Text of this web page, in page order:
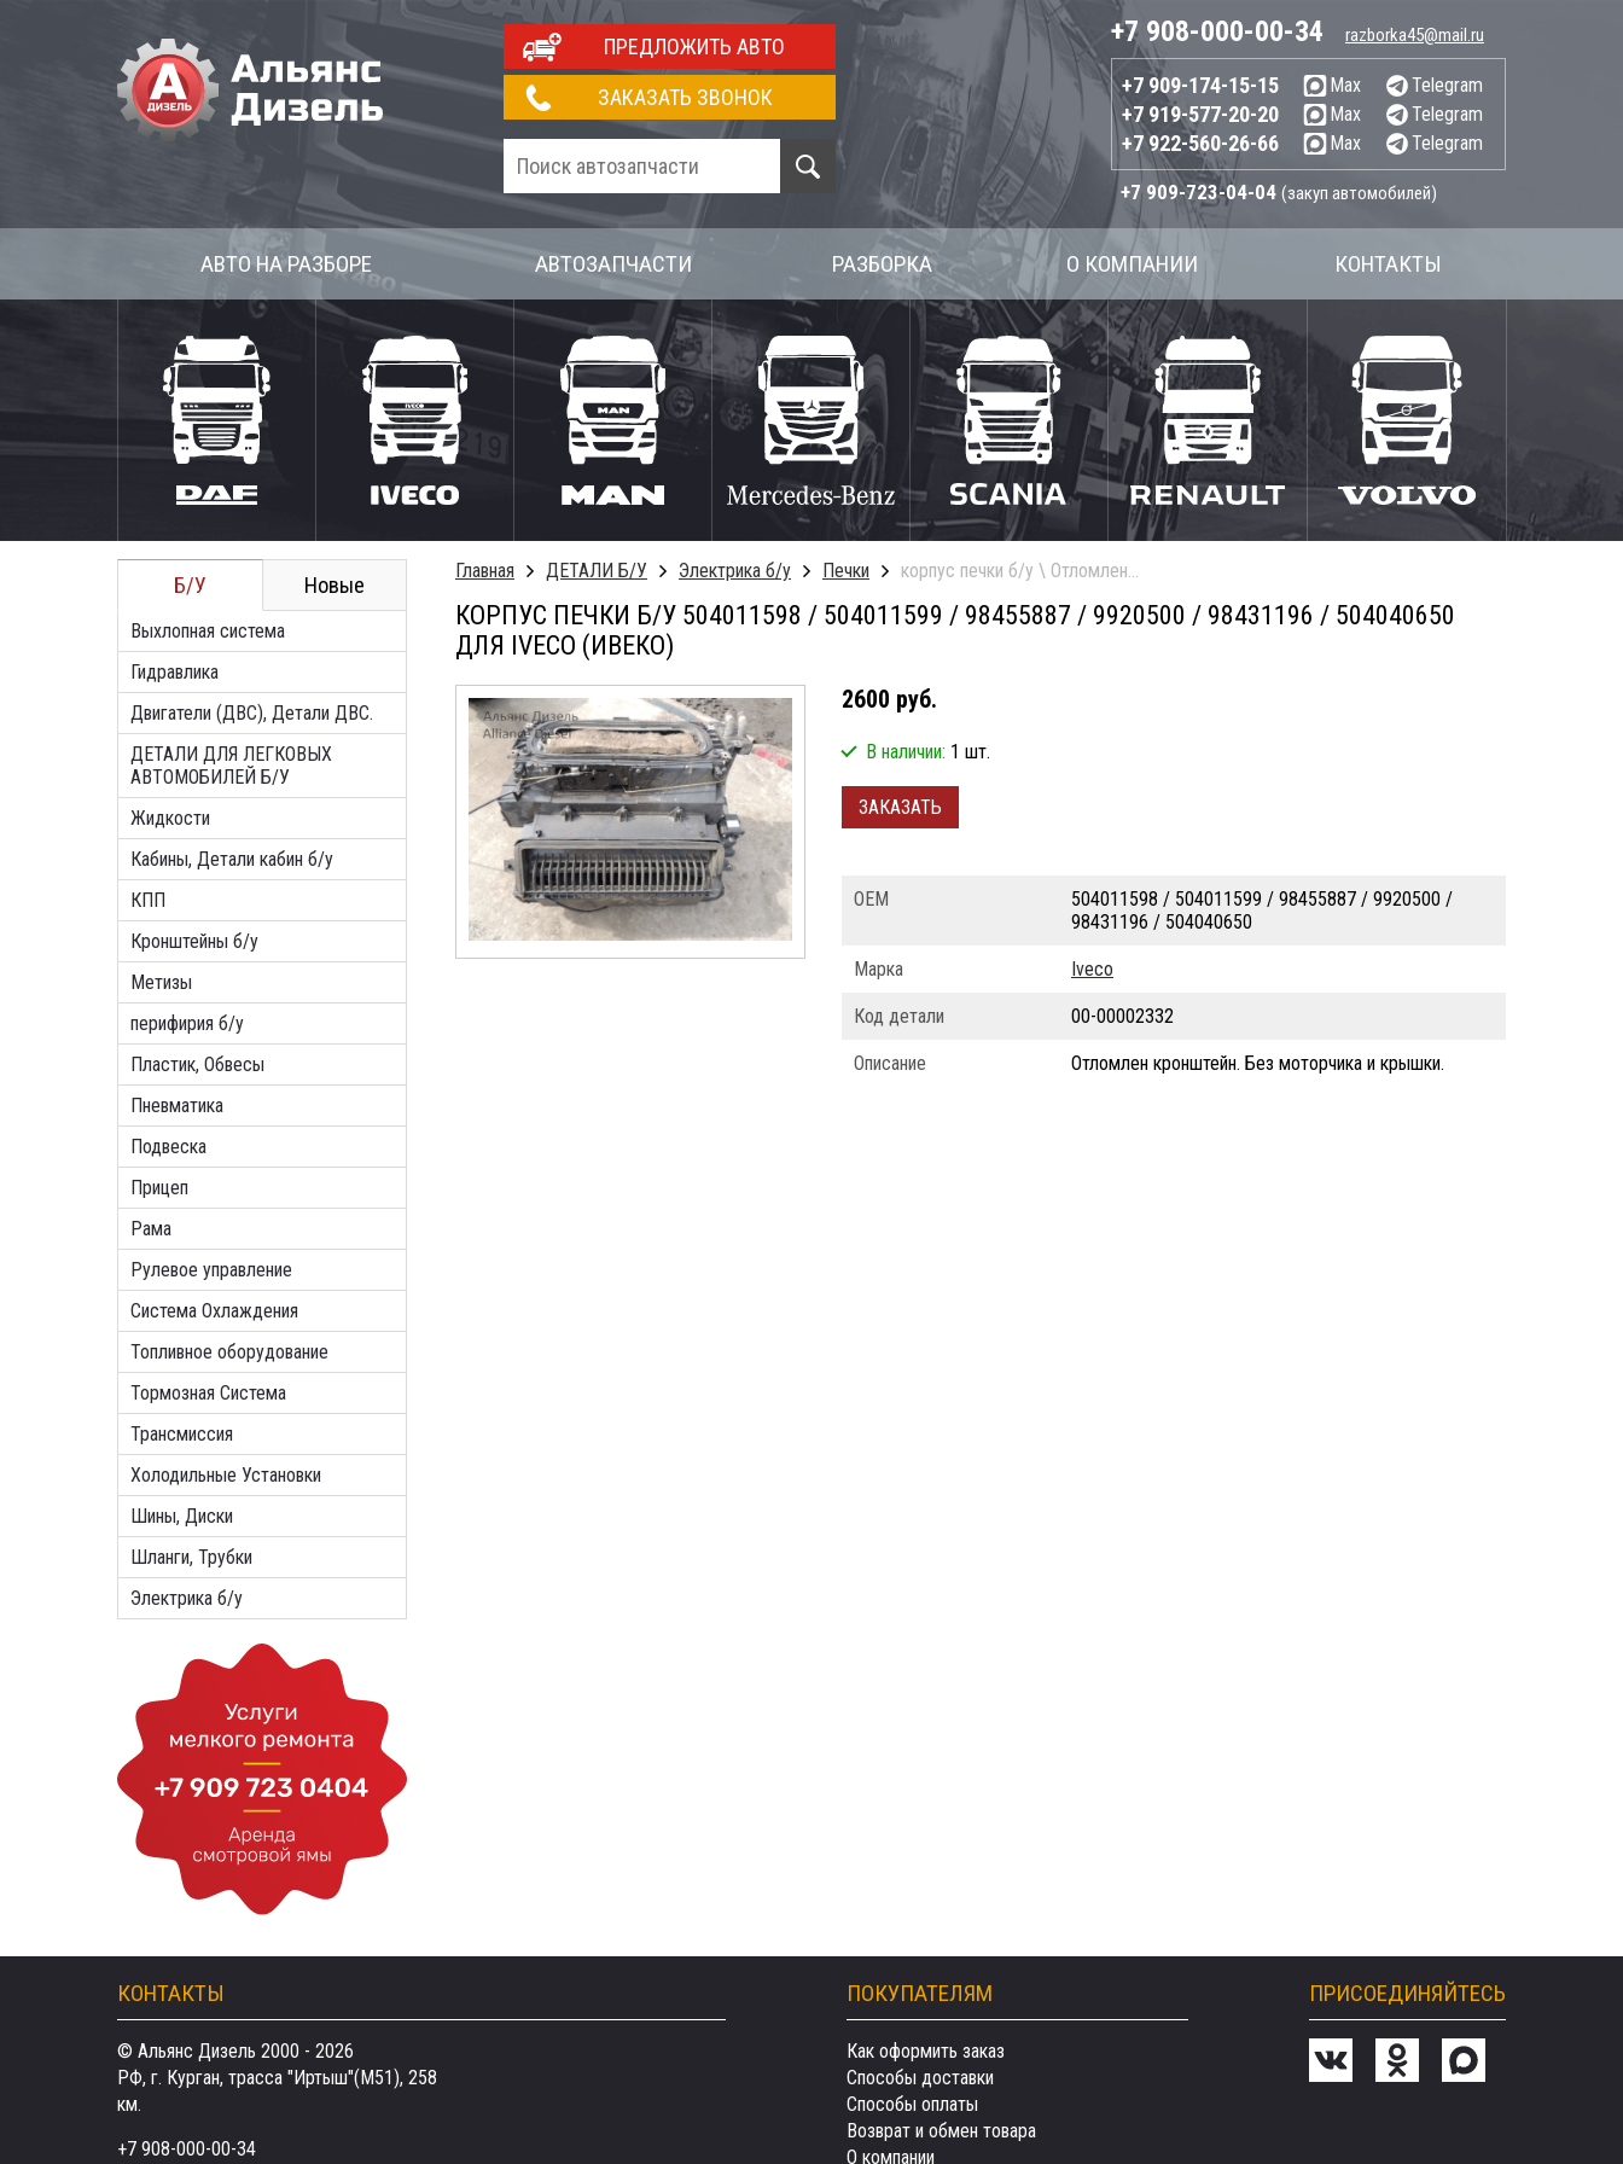
ПРЕДЛОЖИТЬ АВТО
ЗАКАЗАТЬ ЗВОНОК
+7 908-000-00-34 razborka45@mail.ru
+7 909-174-15-15 Max Telegram
+7 919-577-20-20 Max Telegram
+7 922-560-26-66 Max Telegram
+7 909-723-04-04 (закуп автомобилей)
АВТО НА РАЗБОРЕ АВТОЗАПЧАСТИ РАЗБОРКА О КОМПАНИИ КОНТАКТЫ
Б/У Новые
Выхлопная система
Гидравлика
Двигатели (ДВС), Детали ДВС.
ДЕТАЛИ ДЛЯ ЛЕГКОВЫХ
АВТОМОБИЛЕЙ Б/У
Жидкости
Кабины, Детали кабин б/у
КПП
Кронштейны б/у
Метизы
перифирия б/у
Пластик, Обвесы
Пневматика
Подвеска
Прицеп
Рама
Рулевое управление
Система Охлаждения
Топливное оборудование
Тормозная Система
Трансмиссия
Холодильные Установки
Шины, Диски
Шланги, Трубки
Электрика б/у
Главная ДЕТАЛИ Б/У Электрика б/у Печки корпус печки б/у \ Отломлен кронштейн. Без моторчика и крышки.
КОРПУС ПЕЧКИ Б/У 504011598 / 504011599 / 98455887 / 9920500 / 98431196 / 504040650
ДЛЯ IVECO (ИВЕКО)
2600 руб.
В наличии: 1 шт.
ЗАКАЗАТЬ
ОЕМ
504011598 / 504011599 / 98455887 / 9920500 /
98431196 / 504040650
Марка Iveco
Код детали 00-00002332
Описание Отломлен кронштейн. Без моторчика и крышки.
КОНТАКТЫ
© Альянс Дизель 2000 - 2026
РФ, г. Курган, трасса "Иртыш"(М51), 258
км.
+7 908-000-00-34
ПОКУПАТЕЛЯМ
Как оформить заказ
Способы доставки
Способы оплаты
Возврат и обмен товара
О компании
ПРИСОЕДИНЯЙТЕСЬ